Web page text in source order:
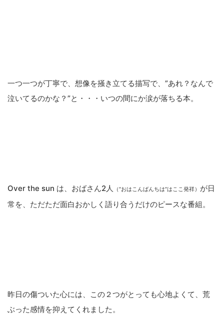
一つ一つが丁寧で、想像を掻き立てる描写で、”あれ？なんで
泣いてるのかな？”と・・・いつの間にか涙が落ちる本。
Over the sun は、おばさん2人 （”おはこんばんちは”はここ発祥） が日
常を、ただただ面白おかしく語り合うだけのピースな番組。
昨日の傷ついた心には、この２つがとっても心地よくて、荒
ぶった感情を抑えてくれました。